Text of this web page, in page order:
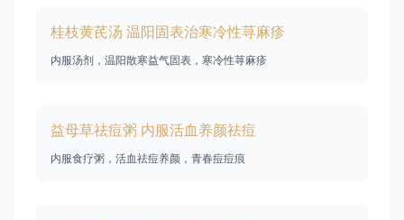
桂枝黄芪汤 温阳固表治寒冷性荨麻疹
内服汤剂，温阳散寒益气固表，寒冷性荨麻疹
益母草祛痘粥 内服活血养颜祛痘
内服食疗粥，活血祛痘养颜，青春痘痘痕